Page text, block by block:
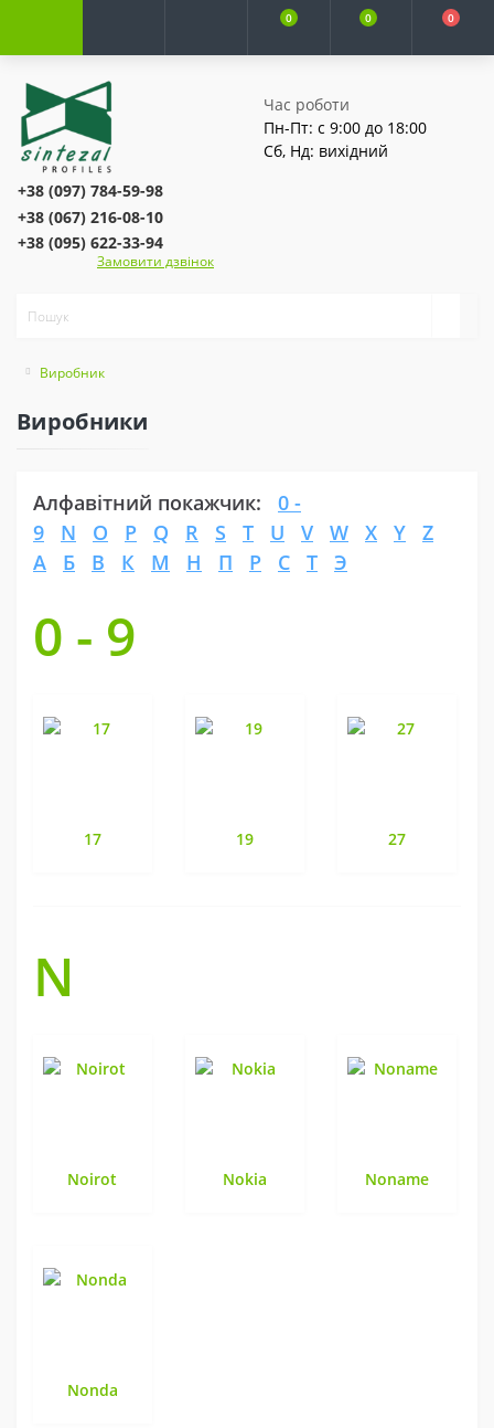
0 0 0
Час роботи
Пн-Пт: с 9:00 до 18:00
Сб, Нд: вихідний
+38 (097) 784-59-98
+38 (067) 216-08-10
+38 (095) 622-33-94
Замовити дзвінок
Виробник
Виробники
Алфавітний покажчик: 0 -
9
N O P Q R S T U V W X Y
Z
А
Б В К М Н П Р С Т Э
0 - 9
17 19 27
N
Noirot Nokia Noname
Nonda